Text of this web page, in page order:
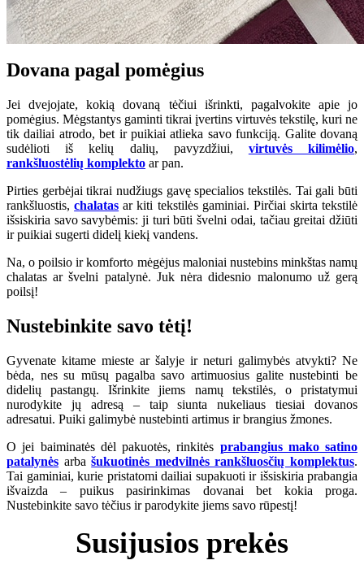
Dovana pagal pomėgius
Jei dvejojate, kokią dovaną tėčiui išrinkti, pagalvokite apie jo
pomėgius. Mėgstantys gaminti tikrai įvertins virtuvės tekstilę, kuri ne
tik dailiai atrodo, bet ir puikiai atlieka savo funkciją. Galite dovaną
sudėlioti iš kelių dalių, pavyzdžiui, virtuvės kilimėlio,
rankšluostėlių komplekto ar pan.
Pirties gerbėjai tikrai nudžiugs gavę specialios tekstilės. Tai gali būti
rankšluostis,chalatas ar kiti tekstilės gaminiai. Pirčiai skirta tekstilė
išsiskiria savo savybėmis: ji turi būti švelni odai, tačiau greitai džiūti
ir puikiai sugerti didelį kiekį vandens.
Na, o poilsio ir komforto mėgėjus maloniai nustebins minkštas namų
chalatas ar švelni patalynė. Juk nėra didesnio malonumo už gerą
poilsį!
Nustebinkite savo tėtį!
Gyvenate kitame mieste ar šalyje ir neturi galimybės atvykti? Ne
bėda, nes su mūsų pagalba savo artimuosius galite nustebinti be
didelių pastangų. Išrinkite jiems namų tekstilės, o pristatymui
nurodykite jų adresą – taip siunta nukeliaus tiesiai dovanos
adresatui. Puiki galimybė nustebinti artimus ir brangius žmones.
O jei baiminatės dėl pakuotės, rinkitės prabangius mako satino
patalynės arbašukuotinės medvilnės rankšluosčių komplektus.
Tai gaminiai, kurie pristatomi dailiai supakuoti ir išsiskiria prabangia
išvaizda – puikus pasirinkimas dovanai bet kokia proga.
Nustebinkite savo tėčius ir parodykite jiems savo rūpestį!
Susijusios prekės